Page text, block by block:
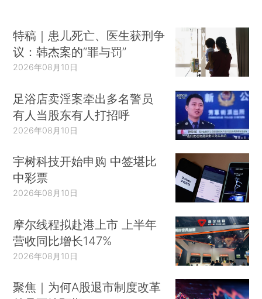
特稿｜患儿死亡、医生获刑争
议：韩杰案的“罪与罚”
2026年08月10日
足浴店卖淫案牵出多名警员
有人当股东有人打招呼
2026年08月10日
宇树科技开始申购 中签堪比
中彩票
2026年08月10日
摩尔线程拟赴港上市 上半年
营收同比增长147%
2026年08月10日
聚焦｜为何A股退市制度改革